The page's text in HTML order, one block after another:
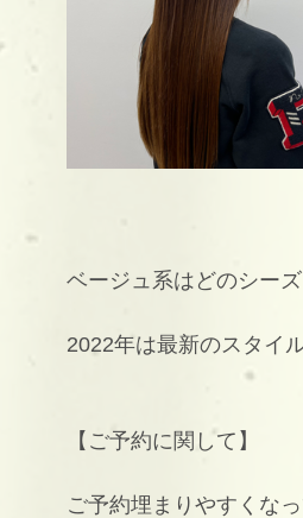
ベージュ系はどのシー
2022年は最新のスタイ
【ご予約に関して】
ご予約埋まりやすくな